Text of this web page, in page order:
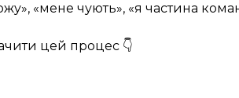
«мене чують», «я частина
цей процес 👇